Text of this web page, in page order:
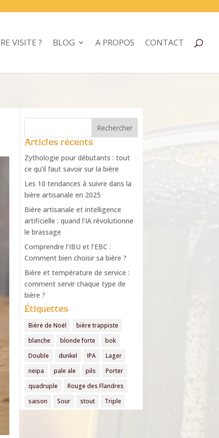
VISITE ? BLOG A PROPOS CONTACT
Articles récents
Zythologie pour débutants : tout
ce qu’il faut savoir sur la bière
Les 10 tendances à suivre dans la
bière artisanale en 2025
Bière artisanale et intelligence
artificielle : quand l’IA révolutionne
le brassage
Comprendre l’IBU et l’EBC :
Comment bien choisir sa bière ?
Bière et température de service :
comment servir chaque type de
bière ?
Étiquettes
Bière de Noël
bière trappiste
blanche
blonde forte
bok
Double
dunkel IPA
Lager
neipa
pale ale pils
Porter
quadruple
Rouge des Flandres
saison
Sour stout Triple